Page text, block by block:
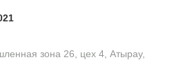
зона 26, цех 4, Атырау,